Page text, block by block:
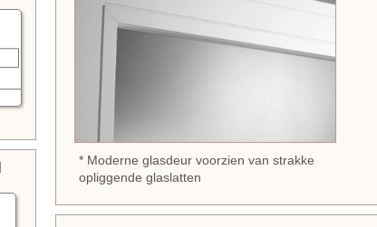
* Moderne glasdeur voorzien van strakke
opliggende glaslatten